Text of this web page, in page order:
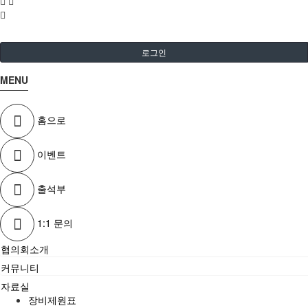
로그인
MENU
홈으로
이벤트
출석부
1:1 문의
협의회소개
커뮤니티
자료실
장비제원표